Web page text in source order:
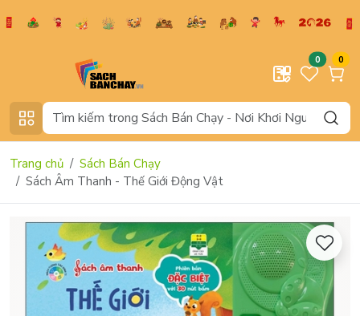
0 0
Trang chủ
Sách Bán Chạy
Sách Âm Thanh - Thế Giới Động Vật